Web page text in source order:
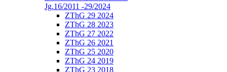
Jg.16/2011 -29/2024
ZThG 29 2024
ZThG 28 2023
ZThG 27 2022
ZThG 26 2021
ZThG 25 2020
ZThG 24 2019
ZThG 23 2018